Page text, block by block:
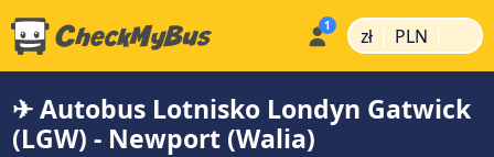
zł | PLN |
✈ Autobus Lotnisko Londyn Gatwick
(LGW) - Newport (Walia)